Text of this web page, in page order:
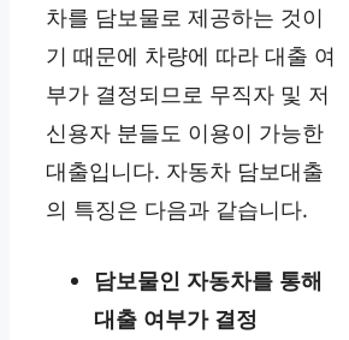
차를 담보물로 제공하는 것이
기 때문에 차량에 따라 대출 여
부가 결정되므로 무직자 및 저
신용자 분들도 이용이 가능한
대출입니다. 자동차 담보대출
의 특징은 다음과 같습니다.
담보물인 자동차를 통해
대출 여부가 결정